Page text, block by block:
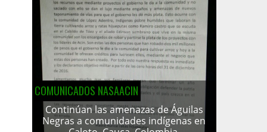
COMUNICADOS NASAACIN
Continúan las amenazas de Águilas
Negras a comunidades indígenas en